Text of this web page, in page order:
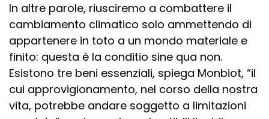
In altre parole, riusciremo a combattere il
cambiamento climatico solo ammettendo di
appartenere in toto a un mondo materiale e
finito: questa è la conditio sine qua non.
Esistono tre beni essenziali, spiega Monbiot, “il
cui approvigionamento, nel corso della nostra
vita, potrebbe andare soggetto a limitazioni